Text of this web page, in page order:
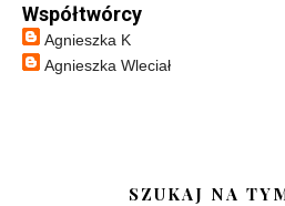
Współtwórcy
Agnieszka K
Agnieszka Wleciał
SZUKAJ NA